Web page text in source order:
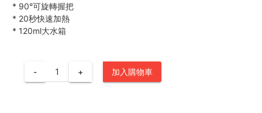
* 90°可旋轉握把
* 20秒快速加熱
* 120ml大水箱
- + 加入購物車